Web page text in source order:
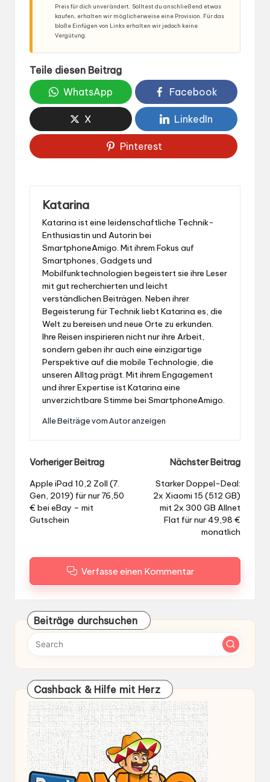
Preis für dich unverändert. Solltest du anschließend etwas
kaufen, erhalten wir möglicherweise eine Provision. Für das
bloße Einfügen von Links erhalten wir jedoch keine
Vergütung.
Teile diesen Beitrag
WhatsApp
Facebook
X LinkedIn
Pinterest
Katarina
Katarina ist eine leidenschaftliche Technik-
Enthusiastin und Autorin bei
SmartphoneAmigo. Mit ihrem Fokus auf
Smartphones, Gadgets und
Mobilfunktechnologien begeistert sie ihre Leser
mit gut recherchierten und leicht
verständlichen Beiträgen. Neben ihrer
Begeisterung für Technik liebt Katarina es, die
Welt zu bereisen und neue Orte zu erkunden.
Ihre Reisen inspirieren nicht nur ihre Arbeit,
sondern geben ihr auch eine einzigartige
Perspektive auf die mobile Technologie, die
unseren Alltag prägt. Mit ihrem Engagement
und ihrer Expertise ist Katarina eine
unverzichtbare Stimme bei SmartphoneAmigo.
Alle Beiträge vom Autor anzeigen
Post
navigation
Vorheriger Beitrag
Apple iPad 10,2 Zoll (7.
Gen, 2019) für nur 76,50
€ bei eBay – mit
Gutschein
Nächster Beitrag
Starker Doppel-Deal:
2x Xiaomi 15 (512 GB)
mit 2x 300 GB Allnet
Flat für nur 49,98 €
monatlich
Verfasse einen Kommentar
Beiträge durchsuchen
Cashback & Hilfe mit Herz